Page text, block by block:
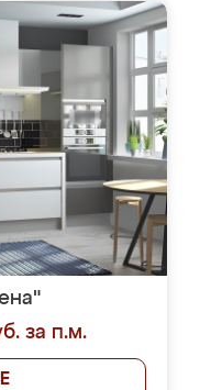
за п.м.